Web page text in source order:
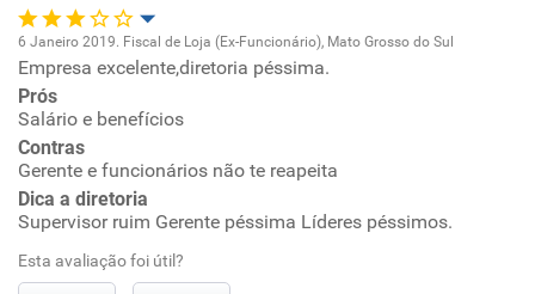
Oportunidade de promoção
Ambiente de trabalho
Conciliação com a vida familiar
6 Janeiro 2019. Fiscal de Loja (Ex-Funcionário), Mato Grosso do Sul
Empresa excelente,diretoria péssima.
Prós
Salário e benefícios
Contras
Gerente e funcionários não te reapeita
Dica a diretoria
Supervisor ruim Gerente péssima Líderes péssimos.
Esta avaliação foi útil?